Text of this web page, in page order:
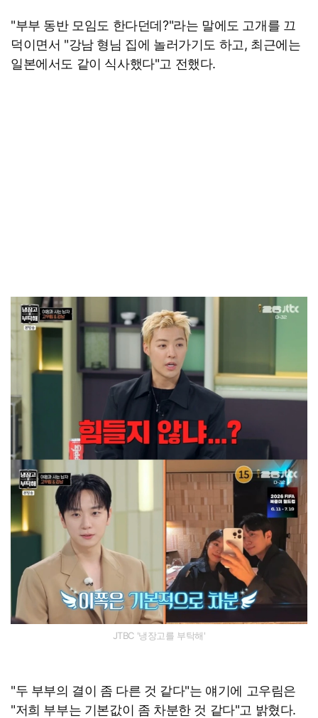
"부부 동반 모임도 한다던데?"라는 말에도 고개를 끄
덕이면서 "강남 형님 집에 놀러가기도 하고, 최근에는
일본에서도 같이 식사했다"고 전했다.
JTBC '냉장고를 부탁해'
"두 부부의 결이 좀 다른 것 같다"는 얘기에 고우림은
"저희 부부는 기본값이 좀 차분한 것 같다"고 밝혔다.